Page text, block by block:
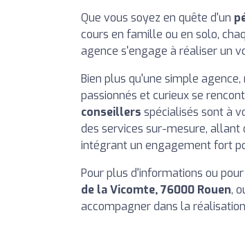
Que vous soyez en quête d'un
cours en famille ou en solo,
agence s'engage à réaliser un
Bien plus qu'une simple agence,
passionnés et curieux se
conseillers spécialisés sont à
des services sur-mesure, allant
intégrant un engagement fort
Pour plus d'informations ou
de la Vicomte, 76000 Rouen,
accompagner dans la